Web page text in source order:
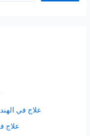
علاج في
علاج